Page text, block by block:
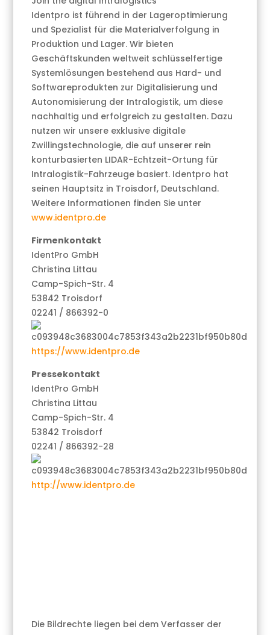
Identpro ist führend in der Lageroptimierung
und Spezialist für die Materialverfolgung in
Produktion und Lager. Wir bieten
Geschäftskunden weltweit schlüsselfertige
Systemlösungen bestehend aus Hard- und
Softwareprodukten zur Digitalisierung und
Autonomisierung der Intralogistik, um diese
nachhaltig und erfolgreich zu gestalten. Dazu
nutzen wir unsere exklusive digitale
Zwillingstechnologie, die auf unserer rein
konturbasierten LIDAR-Echtzeit-Ortung für
Intralogistik-Fahrzeuge basiert. Identpro hat
seinen Hauptsitz in Troisdorf, Deutschland.
Weitere Informationen finden Sie unter
www.identpro.de
Firmenkontakt
IdentPro GmbH
Christina Littau
Camp-Spich-Str. 4
53842 Troisdorf
02241 / 866392-0
https://www.identpro.de
Pressekontakt
IdentPro GmbH
Christina Littau
Camp-Spich-Str. 4
53842 Troisdorf
02241 / 866392-28
http://www.identpro.de
Die Bildrechte liegen bei dem Verfasser der